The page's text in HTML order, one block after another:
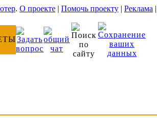
. О проекте | Помочь проекту | Реклама |